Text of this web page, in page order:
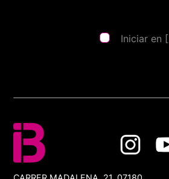
Iniciar en [